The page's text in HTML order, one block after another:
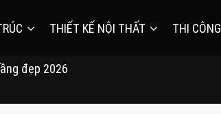
THIẾT KẾ NỘI THẤT THI CÔNG
đẹp 2026